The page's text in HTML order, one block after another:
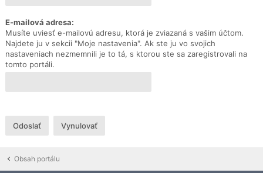
E-mailová adresa:
Musíte uviesť e-mailovú adresu, ktorá je zviazaná s vašim účtom.
Najdete ju v sekcii "Moje nastavenia". Ak ste ju vo svojich
nastaveniach nezmemnili je to tá, s ktorou ste sa zaregistrovali na
tomto portáli.
Obsah portálu